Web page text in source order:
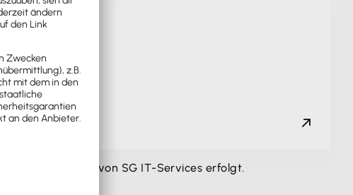
erfahrenen Team und tiefem Verständnis für
effiziente und individuelle Lösungen, die dein
von SG IT-Services erfolgt.